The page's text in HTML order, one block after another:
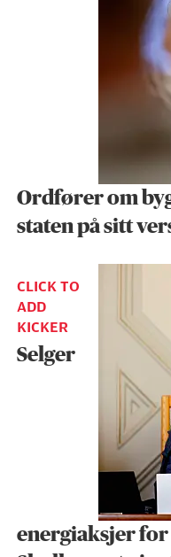
Ordfører om
staten på sitt
CLICK TO
ADD
KICKER
Selger
energiaksjer for